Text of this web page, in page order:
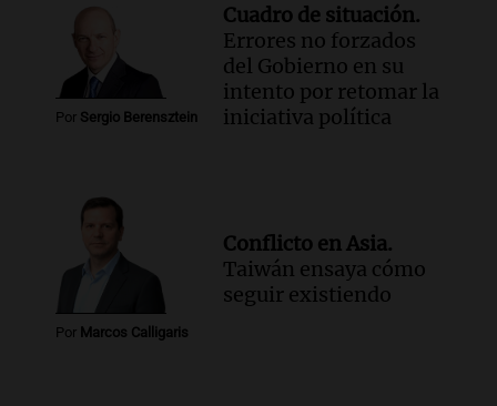
Por Sergio Berensztein
Cuadro de situación.
Errores no forzados
del Gobierno en su
intento por retomar la
iniciativa política
Por Marcos Calligaris
Conflicto en Asia.
Taiwán ensaya cómo
seguir existiendo